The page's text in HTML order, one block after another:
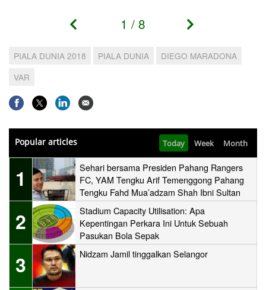
1 / 8
PIALA DUNIA 2018 PIALA DUNIA
DIEGO MARADONA
VAR
Popular articles Today Week Month
1
Sehari bersama Presiden Pahang Rangers
FC, YAM Tengku Arif Temenggong Pahang
Tengku Fahd Mua’adzam Shah Ibni Sultan
Haji Ahmad Shah
2
Stadium Capacity Utilisation: Apa
Kepentingan Perkara Ini Untuk Sebuah
Pasukan Bola Sepak
3 Nidzam Jamil tinggalkan Selangor